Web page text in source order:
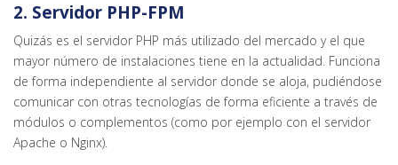
2. Servidor PHP-FPM
Quizás es el servidor PHP más utilizado del mercado y el que
mayor número de instalaciones tiene en la actualidad. Funciona
de forma independiente al servidor donde se aloja, pudiéndose
comunicar con otras tecnologías de forma eficiente a través de
módulos o complementos (como por ejemplo con el servidor
Apache o Nginx).